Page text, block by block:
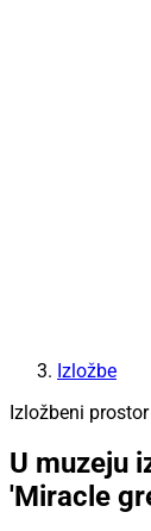
Izložbe
Izložbeni prostor
U muzeju
'Miracle